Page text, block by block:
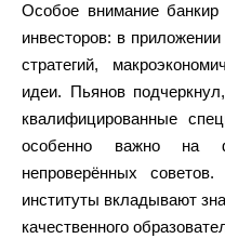
Особое внимание
инвесторов: в
стратегий,
идеи. Пьянов
квалифицированные
особенно важно на
непроверённых
институты вкладывают
качественного